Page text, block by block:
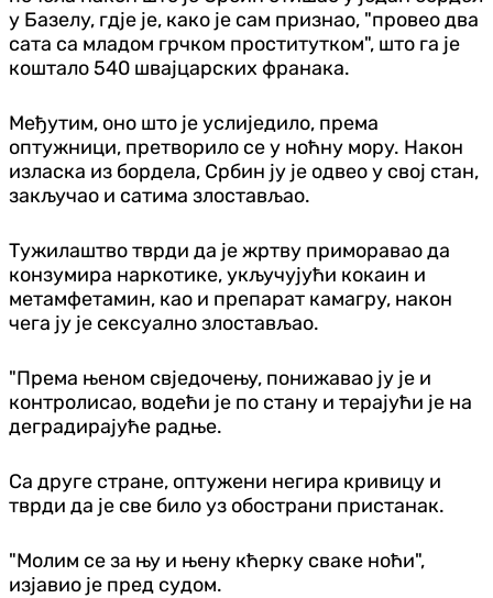
у Базелу, гдје је, како је сам признао, "провео два
сата са младом грчком проститутком", што га је
коштало 540 швајцарских франака.
Међутим, оно што је услиједило, према
оптужници, претворило се у ноћну мору. Након
изласка из бордела, Србин ју је одвео у свој стан,
закључао и сатима злостављао.
Тужилаштво тврди да је жртву приморавао да
конзумира наркотике, укључујући кокаин и
метамфетамин, као и препарат камагру, након
чега ју је сексуално злостављао.
"Према њеном свједочењу, понижавао ју је и
контролисао, водећи је по стану и терајући је на
деградирајуће радње.
Са друге стране, оптужени негира кривицу и
тврди да је све било уз обострани пристанак.
"Молим се за њу и њену кћерку сваке ноћи",
изјавио је пред судом.